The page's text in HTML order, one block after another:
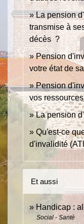
La pension
transmise à
décès ?
Pension
votre état de
Pension
vos
La pension
Qu'est-ce
d'invalidité
Et aussi
Handicap :
Social - Santé